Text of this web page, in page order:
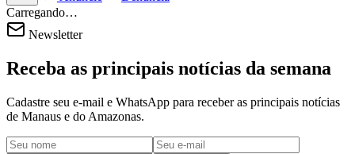
Carregando…
Newsletter
Receba as principais notícias da semana
Cadastre seu e-mail e WhatsApp para receber as principais notícias
de Manaus e do Amazonas.